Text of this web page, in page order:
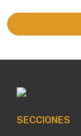
SECCIONES